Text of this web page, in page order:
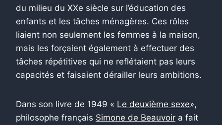
du milieu du XXe siècle sur l’éducation des
enfants et les tâches ménagères. Ces rôles
liaient non seulement les femmes à la maison,
mais les forçaient également à effectuer des
tâches répétitives qui ne reflétaient pas leurs
capacités et faisaient dérailler leurs ambitions.
Dans son livre de 1949 « Le deuxième sexe»,
philosophe français Simone de Beauvoir a fait